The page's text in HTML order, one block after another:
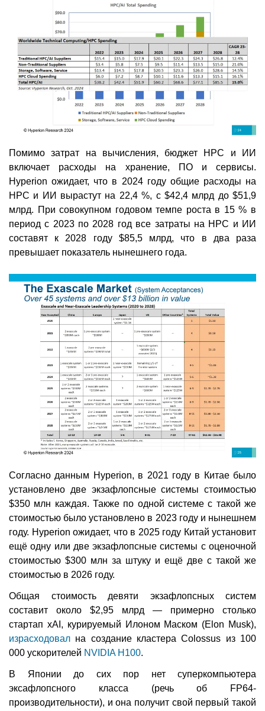
Помимо затрат на вычисления, бюджет HPC и ИИ
включает расходы на хранение, ПО и сервисы.
Hyperion ожидает, что в 2024 году общие расходы на
HPC и ИИ вырастут на 22,4 %, с $42,4 млрд до $51,9
млрд. При совокупном годовом темпе роста в 15 % в
период с 2023 по 2028 год все затраты на HPC и ИИ
составят к 2028 году $85,5 млрд, что в два раза
превышает показатель нынешнего года.
Согласно данным Hyperion, в 2021 году в Китае было
установлено две экзафлопсные системы стоимостью
$350 млн каждая. Также по одной системе с такой же
стоимостью было установлено в 2023 году и нынешнем
году. Hyperion ожидает, что в 2025 году Китай установит
ещё одну или две экзафлопсные системы с оценочной
стоимостью $300 млн за штуку и ещё две с такой же
стоимостью в 2026 году.
Общая стоимость девяти экзафлопсных систем
составит около $2,95 млрд — примерно столько
стартап xAI, курируемый Илоном Маском (Elon Musk),
израсходовал на создание кластера Colossus из 100
000 ускорителей NVIDIA H100.
В Японии до сих пор нет суперкомпьютера
эксафлопсного класса (речь об FP64-
производительности), и она получит свой первый такой